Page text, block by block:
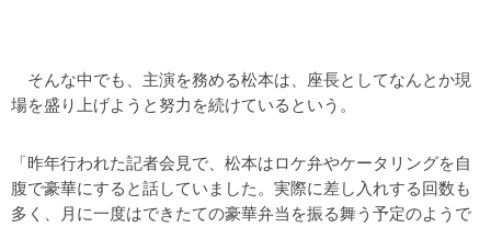
そんな中でも、主演を務める松本は、座長としてなんとか現
場を盛り上げようと努力を続けているという。
「昨年行われた記者会見で、松本はロケ弁やケータリングを自
腹で豪華にすると話していました。実際に差し入れする回数も
多く、月に一度はできたての豪華弁当を振る舞う予定のようで